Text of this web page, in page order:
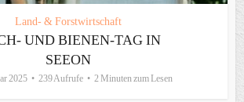
Land- & Forstwirtschaft
UND BIENEN-TAG IN
SEEON
2025 239 Aufrufe 2 Minuten zum Lesen